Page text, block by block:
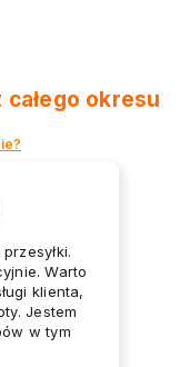
wakacjami, jak
całego okresu
Warto
klienta,
Jestem
w tym